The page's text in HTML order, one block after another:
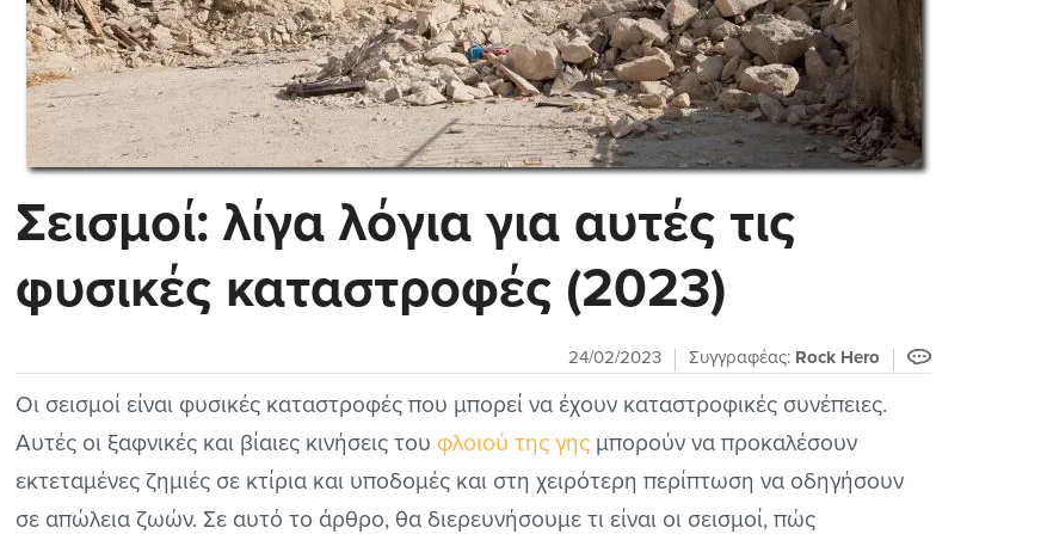
Σεισμοί: λίγα λόγια για αυτές τις
φυσικές καταστροφές (2023)
24/02/2023 Συγγραφέας: Rock Hero
Οι σεισμοί είναι φυσικές καταστροφές που μπορεί να έχουν καταστροφικές συνέπειες.
Αυτές οι ξαφνικές και βίαιες κινήσεις του φλοιού της γης μπορούν να προκαλέσουν
εκτεταμένες ζημιές σε κτίρια και υποδομές και στη χειρότερη περίπτωση να οδηγήσουν
σε απώλεια ζωών. Σε αυτό το άρθρο, θα διερευνήσουμε τι είναι οι σεισμοί, πώς